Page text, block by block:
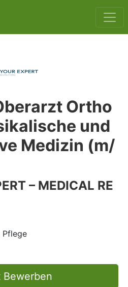
Ortho
und
Medizin (m/
– MEDICAL RE
Pflege
Bewerben